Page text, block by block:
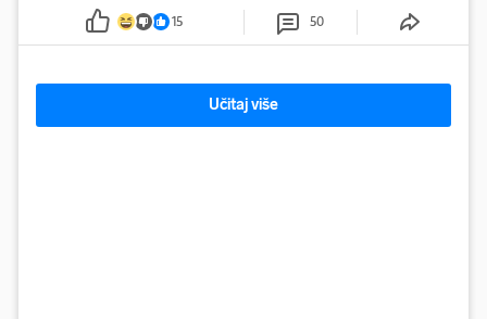
15 50
Učitaj više